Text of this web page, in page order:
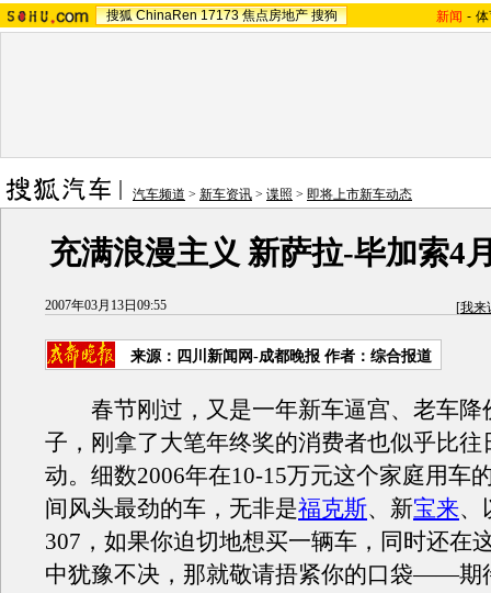
搜狐 ChinaRen 17173 焦点房地产 搜狗 新闻 -
汽车频道 > 新车资讯 > 谍照 > 即将上市新车动态
充满浪漫主义 新萨拉-毕加索4
2007年03月13日09:55 [我来
来源：四川新闻网-成都晚报 作者：综合报道
春节刚过，又是一年新车逼宫、老车降
子，刚拿了大笔年终奖的消费者也似乎比往
动。细数2006年在10-15万元这个家庭用车
间风头最劲的车，无非是福克斯、新宝来、
307，如果你迫切地想买一辆车，同时还在
中犹豫不决，那就敬请捂紧你的口袋——期